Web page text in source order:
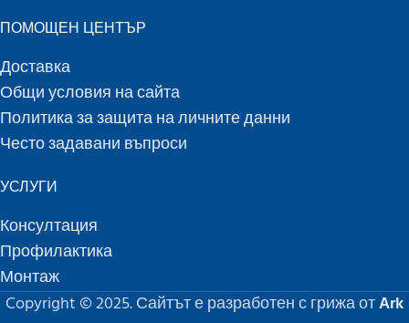
ПОМОЩЕН ЦЕНТЪР
Доставка
Общи условия на сайта
Политика за защита на личните данни
Често задавани въпроси
УСЛУГИ
Консултация
Профилактика
Монтаж
Copyright © 2025. Сайтът е разработен с грижа отArk